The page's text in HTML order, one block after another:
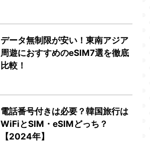
データ無制限が安い！東南アジア
周遊におすすめのeSIM7選を徹底
比較！
電話番号付きは必要？韓国旅行は
WiFiとSIM・eSIMどっち？
【2024年】